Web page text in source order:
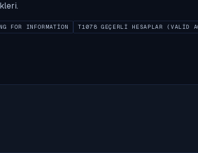
FOR INFORMATION T1078 GEÇERLI HESAPLAR (VALID